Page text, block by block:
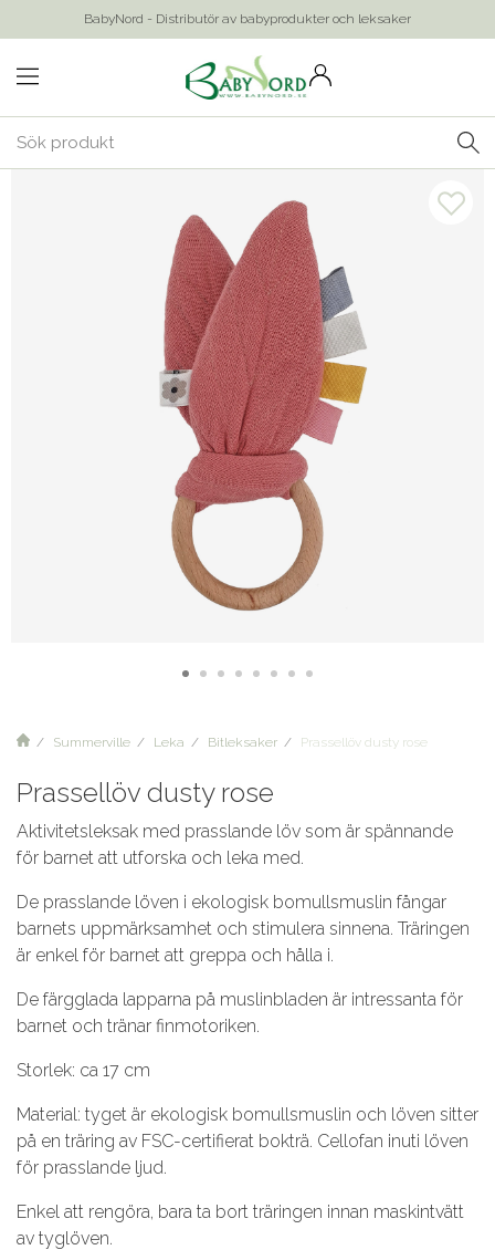
BabyNord - Distributör av babyprodukter och leksaker
Summerville Leka Bitleksaker Prassellöv dusty rose
Prassellöv dusty rose
Aktivitetsleksak med prasslande löv som är spännande
för barnet att utforska och leka med.
De prasslande löven i ekologisk bomullsmuslin fångar
barnets uppmärksamhet och stimulera sinnena. Träringen
är enkel för barnet att greppa och hålla i.
De färgglada lapparna på muslinbladen är intressanta för
barnet och tränar finmotoriken.
Storlek: ca 17 cm
Material: tyget är ekologisk bomullsmuslin och löven sitter
på en träring av FSC-certifierat bokträ. Cellofan inuti löven
för prasslande ljud.
Enkel att rengöra, bara ta bort träringen innan maskintvätt
av tyglöven.